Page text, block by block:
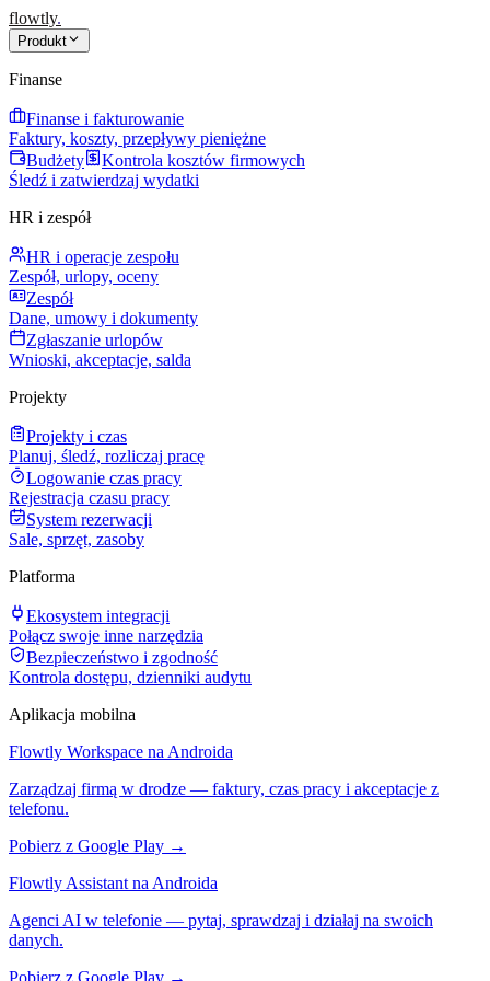
flowtly.
Produkt
Finanse
Finanse i fakturowanie
Faktury, koszty, przepływy pieniężne
Budżety
Kontrola kosztów firmowych
Śledź i zatwierdzaj wydatki
HR i zespół
HR i operacje zespołu
Zespół, urlopy, oceny
Zespół
Dane, umowy i dokumenty
Zgłaszanie urlopów
Wnioski, akceptacje, salda
Projekty
Projekty i czas
Planuj, śledź, rozliczaj pracę
Logowanie czas pracy
Rejestracja czasu pracy
System rezerwacji
Sale, sprzęt, zasoby
Platforma
Ekosystem integracji
Połącz swoje inne narzędzia
Bezpieczeństwo i zgodność
Kontrola dostępu, dzienniki audytu
Aplikacja mobilna
Flowtly Workspace na Androida
Zarządzaj firmą w drodze — faktury, czas pracy i akceptacje z
telefonu.
Pobierz z Google Play →
Flowtly Assistant na Androida
Agenci AI w telefonie — pytaj, sprawdzaj i działaj na swoich
danych.